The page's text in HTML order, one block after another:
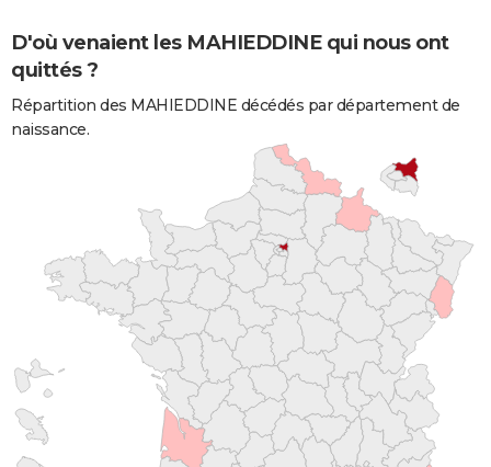
D'où venaient les MAHIEDDINE qui nous ont
quittés ?
Répartition des MAHIEDDINE décédés par département de
naissance.